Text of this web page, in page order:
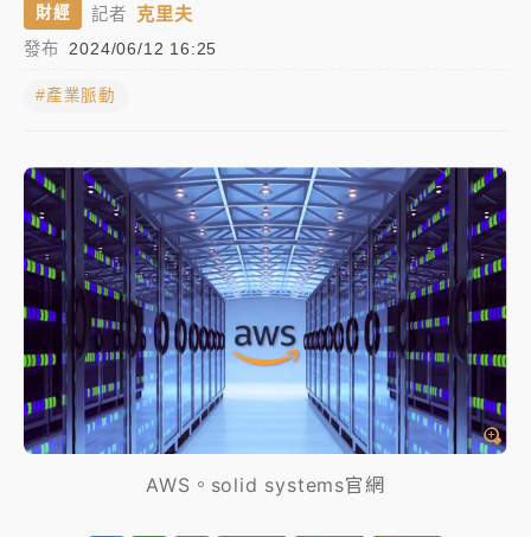
油價持續凍漲！ 中油宣布下周一汽柴油價格維持不變
路鷹架倒塌壓2車
連根拔起
中颱白海豚風雨來了！中部以北防豪雨 今晚、明天影
響最劇烈
白海豚逼近！北市水門只出不進 未移置車輛最高罰
4800＋拖吊費
財經 記者 克里夫
發布 2024/06/12 16:25
#產業脈動
AWS。solid systems官網